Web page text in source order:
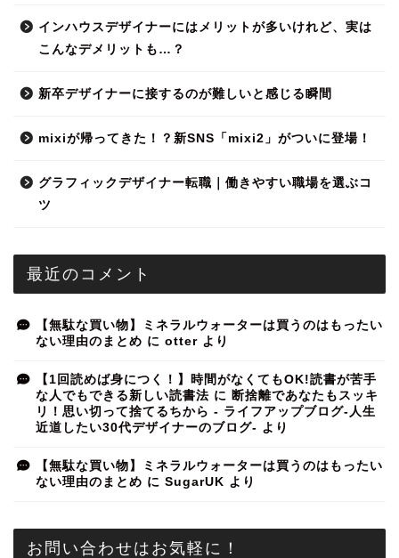
インハウスデザイナーにはメリットが多いけれど、実は
こんなデメリットも…？
新卒デザイナーに接するのが難しいと感じる瞬間
mixiが帰ってきた！？新SNS「mixi2」がついに登場！
グラフィックデザイナー転職｜働きやすい職場を選ぶコ
ツ
最近のコメント
【無駄な買い物】ミネラルウォーターは買うのはもったい
ない理由のまとめ に otter より
【1回読めば身につく！】時間がなくてもOK!読書が苦手
な人でもできる新しい読書法 に 断捨離であなたもスッキ
リ！思い切って捨てるちから - ライフアップブログ-人生
近道したい30代デザイナーのブログ- より
【無駄な買い物】ミネラルウォーターは買うのはもったい
ない理由のまとめ に SugarUK より
お問い合わせはお気軽に！